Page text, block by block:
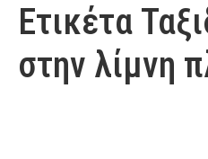
Ετικέτα
στην λίμνη